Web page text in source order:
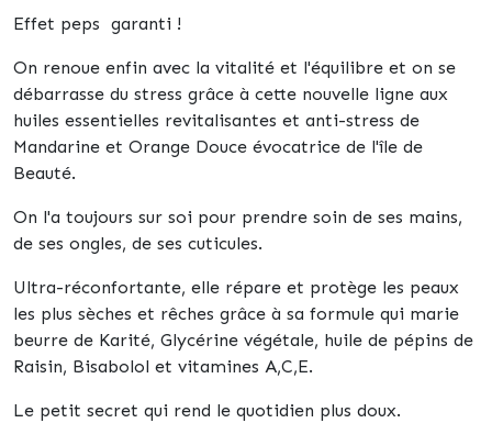
Effet peps garanti !
On renoue enfin avec la vitalité et l'équilibre et on se
débarrasse du stress grâce à cette nouvelle ligne aux
huiles essentielles revitalisantes et anti-stress de
Mandarine et Orange Douce évocatrice de l'île de
Beauté.
On l'a toujours sur soi pour prendre soin de ses mains,
de ses ongles, de ses cuticules.
Ultra-réconfortante, elle répare et protège les peaux
les plus sèches et rêches grâce à sa formule qui marie
beurre de Karité, Glycérine végétale, huile de pépins de
Raisin, Bisabolol et vitamines A,C,E.
Le petit secret qui rend le quotidien plus doux.